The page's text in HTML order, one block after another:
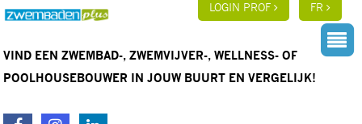
LOGIN PROF FR
VIND EEN ZWEMBAD-, ZWEMVIJVER-, WELLNESS- OF
POOLHOUSEBOUWER IN JOUW BUURT EN VERGELIJK!